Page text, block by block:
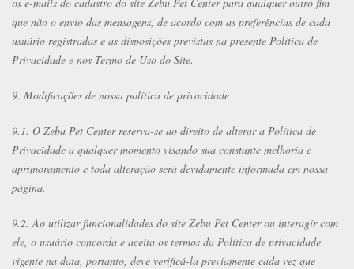
que não o envio das mensagens, de acordo com as preferências de cada
usuário registradas e as disposições previstas na presente Política de
Privacidade e nos Termo de Uso do Site.
9. Modificações de nossa política de privacidade
9.1. O Zebu Pet Center reserva-se ao direito de alterar a Política de
Privacidade a qualquer momento visando sua constante melhoria e
aprimoramento e toda alteração será devidamente informada em nossa
página.
9.2. Ao utilizar funcionalidades do site Zebu Pet Center ou interagir com
ele, o usuário concorda e aceita os termos da Política de privacidade
vigente na data, portanto, deve verificá-la previamente cada vez que